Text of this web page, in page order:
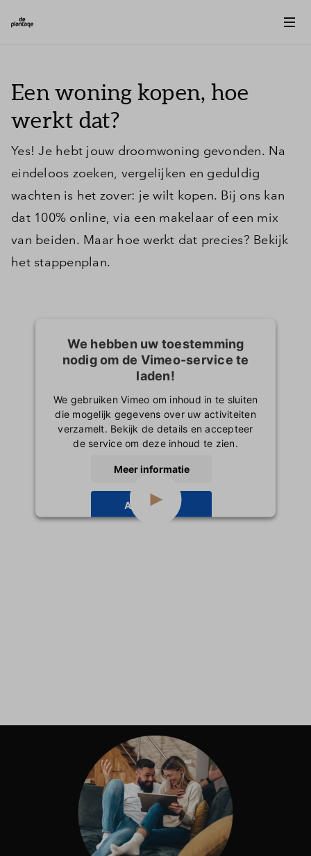
Een woning kopen, hoe
werkt dat?
Yes! Je hebt jouw droomwoning gevonden. Na
eindeloos zoeken, vergelijken en geduldig
wachten is het zover: je wilt kopen. Bij ons kan
dat 100% online, via een makelaar of een mix
van beiden. Maar hoe werkt dat precies? Bekijk
het stappenplan.
We hebben uw toestemming
nodig om de Vimeo-service te
laden!
We gebruiken Vimeo om inhoud in te sluiten
die mogelijk gegevens over uw activiteiten
verzamelt. Bekijk de details en accepteer
de service om deze inhoud te zien.
Meer informatie
Accepteren